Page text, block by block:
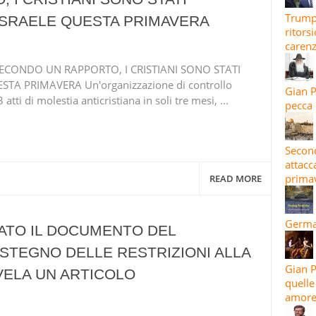
QUESTA PRIMAVERA
UN RAPPORTO, I CRISTIANI SONO STATI
PRIMAVERA Un'organizzazione di controllo
atti di molestia anticristiana in soli tre mesi, ...
READ MORE
IL DOCUMENTO DEL
DELLE RESTRIZIONI ALLA
UN ARTICOLO
Gian
Gian